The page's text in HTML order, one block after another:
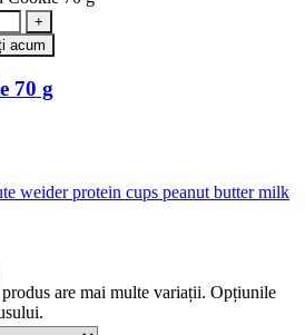
acum
70 g
are mai multe variații. Opțiunile